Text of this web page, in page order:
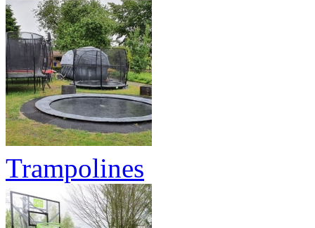
Trampolines